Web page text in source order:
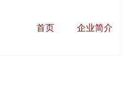
首页 企业简介